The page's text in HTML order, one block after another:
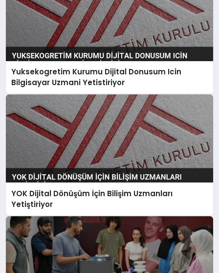
Yuksekogretim Kurumu Dijital Donusum Icin
Bilgisayar Uzmani Yetistiriyor
YOK Dijital Dönüşüm İçin Bilişim Uzmanları
Yetiştiriyor